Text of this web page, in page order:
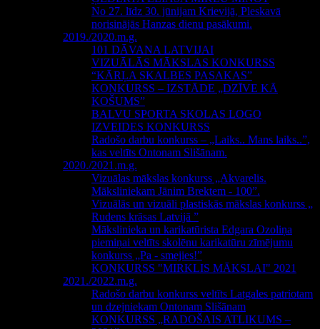
No 27. līdz 30. jūnijam Krievijā, Pleskavā
norisinājās Hanzas dienu pasākumi.
2019./2020.m.g.
101 DĀVANA LATVIJAI
VIZUĀLĀS MĀKSLAS KONKURSS
“KĀRĻA SKALBES PASAKAS”
KONKURSS – IZSTĀDE „DZĪVE KĀ
KOŠUMS”
BALVU SPORTA SKOLAS LOGO
IZVEIDES KONKURSS
Radošo darbu konkurss – „Laiks.. Mans laiks..”,
kas veltīts Ontonam Slišānam.
2020./2021.m.g.
Vizuālas mākslas konkurss „Akvarelis.
Māksliniekam Jānim Brektem - 100”.
Vizuālās un vizuāli plastiskās mākslas konkurss „
Rudens krāsas Latvijā ”
Mākslinieka un karikatūrista Edgara Ozoliņa
piemiņai veltīts skolēnu karikatūru zīmējumu
konkurss „Pa - smejies!”
KONKURSS "MIRKLIS MĀKSLAI" 2021
2021./2022.m.g.
Radošo darbu konkurss veltīts Latgales patriotam
un dzejniekam Ontonam Slišānam
KONKURSS „RADOŠAIS ATLIKUMS –